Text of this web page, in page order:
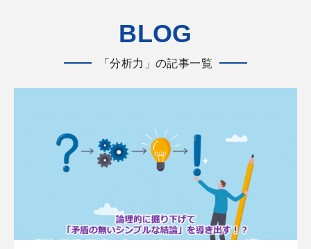
BLOG
「分析力」の記事一覧